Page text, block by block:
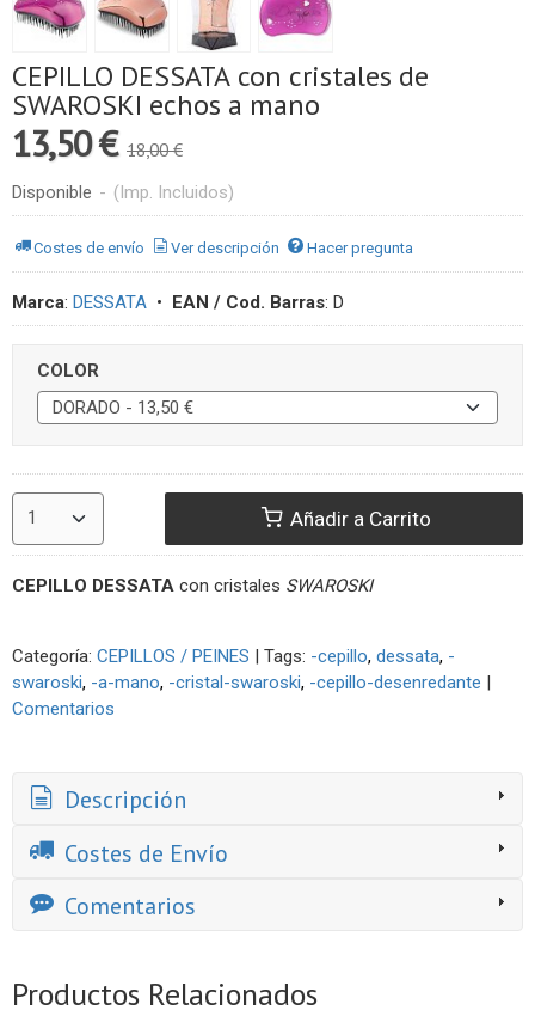
CEPILLO DESSATA con cristales de
SWAROSKI echos a mano
13,50 € 18,00 €
Disponible - (Imp. Incluidos)
Costes de envío Ver descripción Hacer pregunta
Marca: DESSATA • EAN / Cod. Barras: D
COLOR
Añadir a Carrito
CEPILLO DESSATA con cristales SWAROSKI
Categoría: CEPILLOS / PEINES | Tags: -cepillo dessata -
swaroski -a-mano -cristal-swaroski -cepillo-desenredante |
Comentarios
Descripción
Costes de Envío
Comentarios
Productos Relacionados